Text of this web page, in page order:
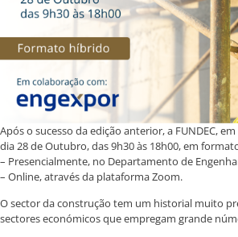
Após o sucesso da edição anterior, a FUNDEC,
dia 28 de Outubro, das 9h30 às 18h00, em
– Presencialmente, no Departamento de
– Online, através da plataforma Zoom.
O sector da construção tem um historial muito
sectores económicos que empregam grande